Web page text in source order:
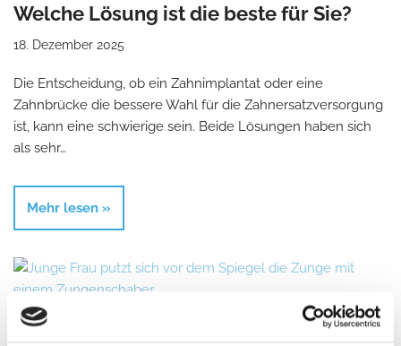
Welche Lösung ist die beste für Sie?
18. Dezember 2025
Die Entscheidung, ob ein Zahnimplantat oder eine
Zahnbrücke die bessere Wahl für die Zahnersatzversorgung
ist, kann eine schwierige sein. Beide Lösungen haben sich
als sehr…
Mehr lesen »
Die Bedeutung der Zungenreinigung